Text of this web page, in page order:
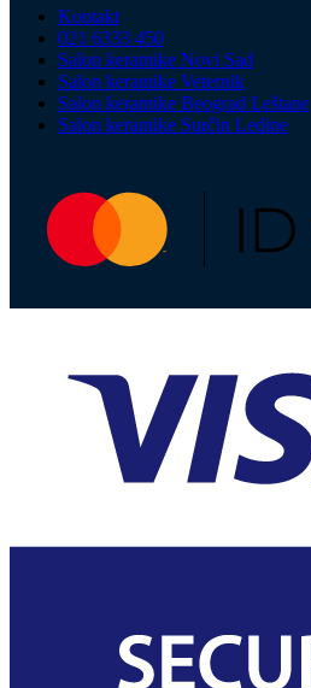
Kontakt
021 6333 450
Salon keramike Novi Sad
Salon keramike Veternik
Salon keramike Beograd Leštane
Salon keramike Surčin Ledine